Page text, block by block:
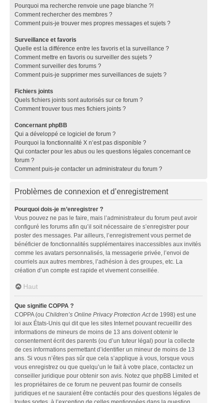
Pourquoi ma recherche renvoie une page blanche ?!
Comment rechercher des membres ?
Comment puis-je trouver mes propres messages et sujets ?
Surveillance et favoris
Quelle est la différence entre les favoris et la surveillance ?
Comment mettre en favoris ou surveiller des sujets ?
Comment surveiller des forums ?
Comment puis-je supprimer mes surveillances de sujets ?
Fichiers joints
Quels fichiers joints sont autorisés sur ce forum ?
Comment trouver tous mes fichiers joints ?
Concernant phpBB
Qui a développé ce logiciel de forum ?
Pourquoi la fonctionnalité X n’est pas disponible ?
Qui contacter pour les abus ou les questions légales concernant ce
forum ?
Comment puis-je contacter un administrateur du forum ?
Problèmes de connexion et d’enregistrement
Pourquoi dois-je m’enregistrer ?
Vous pouvez ne pas le faire, mais l’administrateur du forum peut avoir
configuré les forums afin qu’il soit nécessaire de s’enregistrer pour
poster des messages. Par ailleurs, l’enregistrement vous permet de
bénéficier de fonctionnalités supplémentaires inaccessibles aux invités
comme les avatars personnalisés, la messagerie privée, l’envoi de
courriels aux autres membres, l’adhésion à des groupes, etc. La
création d’un compte est rapide et vivement conseillée.
Haut
Que signifie COPPA ?
COPPA (ou Children’s Online Privacy Protection Actde 1998) est une
loi aux États-Unis qui dit que les sites Internet pouvant recueillir des
informations de mineurs de moins de 13 ans doivent obtenir le
consentement écrit des parents (ou d’un tuteur légal) pour la collecte
de ces informations permettant d’identifier un mineur de moins de 13
ans. Si vous n’êtes pas sûr que cela s’applique à vous, lorsque vous
vous enregistrez ou que quelqu’un le fait à votre place, contactez un
conseiller juridique pour obtenir son avis. Notez que phpBB Limited et
les propriétaires de ce forum ne peuvent pas fournir de conseils
juridiques et ne sauraient être contactés pour des questions légales de